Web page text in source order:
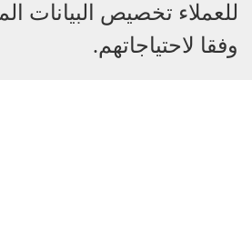
للعملاء تخصيص البيانات
وفقا لاحتياجاتهم.